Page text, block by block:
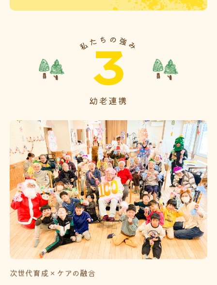
幼老連携
3
次世代育成 × ケアの融合